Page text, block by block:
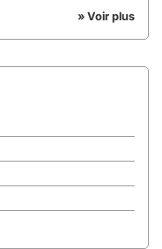
» Voir plus